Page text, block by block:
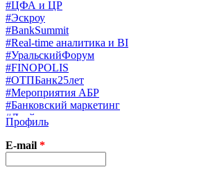
#ЦФА и ЦР
#Эскроу
#BankSummit
#Real-time аналитика и BI
#УральскийФорум
#FINOPOLIS
#ОТПБанк25лет
#Мероприятия АБР
#Банковский маркетинг
#Драйверы страхования
#Финконгресс ЦБ
#PB&WM
#UX/CX
#Экосистемы
Профиль
E-mail *